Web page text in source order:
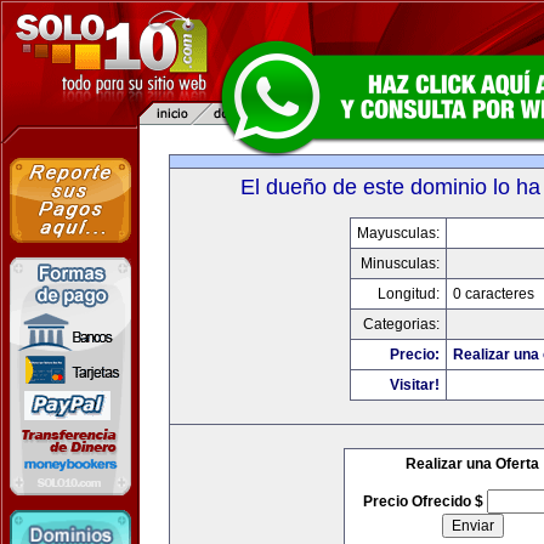
El dueño de este dominio lo
Mayusculas:
Minusculas:
Longitud:
0 caracteres
Categorias:
Precio:
Realizar
Visitar!
Realizar una Oferta
Precio Ofrecido $